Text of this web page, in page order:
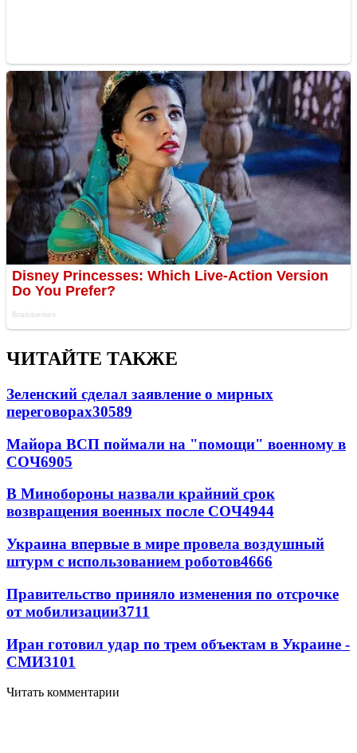
ЧИТАЙТЕ ТАКЖЕ
Зеленский сделал заявление о мирных
переговорах30589
Майора ВСП поймали на "помощи" военному в
СОЧ6905
В Минобороны назвали крайний срок
возвращения военных после СОЧ4944
Украина впервые в мире провела воздушный
штурм с использованием роботов4666
Правительство приняло изменения по отсрочке
от мобилизации3711
Иран готовил удар по трем объектам в Украине -
СМИ3101
Читать комментарии